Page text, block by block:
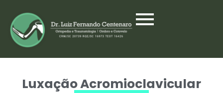
Luxação Acromioclavicular